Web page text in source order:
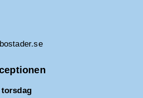
torsdag